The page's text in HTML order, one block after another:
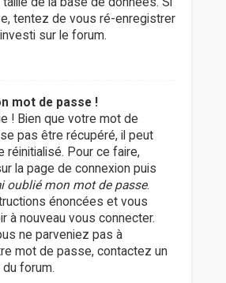
tentez de vous ré-enregistrer
sur le forum.
mot de passe !
! Bien que votre mot de
pas être récupéré, il peut
réinitialisé. Pour ce faire,
la page de connexion puis
oublié mon mot de passe.
énoncées et vous
à nouveau vous connecter.
ne parveniez pas à
mot de passe, contactez un
forum.